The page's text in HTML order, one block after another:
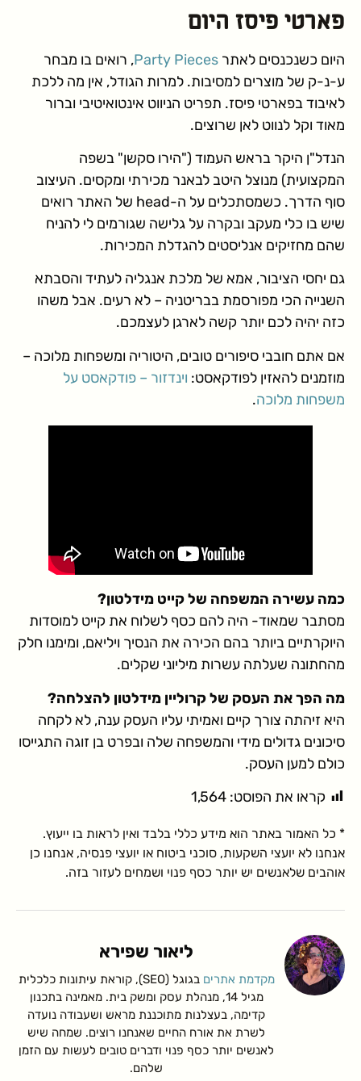
פארטי פיסז היום
היום כשנכנסים לאתר Party Pieces, רואים בו מבחר
ע-נ-ק של מוצרים למסיבות. למרות הגודל, אין מה ללכת
לאיבוד בפארטי פיסז. תפריט הניווט אינטואיטיבי וברור
מאוד וקל לנווט לאן שרוצים.
הנדל"ן היקר בראש העמוד ("הירו סקשן" בשפה
המקצועית) מנוצל היטב לבאנר מכירתי ומקסים. העיצוב
סוף הדרך. כשמסתכלים על ה-head של האתר רואים
שיש בו כלי מעקב ובקרה על גלישה שגורמים לי להניח
שהם מחזיקים אנליסטים להגדלת המכירות.
גם יחסי הציבור, אמא של מלכת אנגליה לעתיד והסבתא
השנייה הכי מפורסמת בבריטניה – לא רעים. אבל משהו
כזה יהיה לכם יותר קשה לארגן לעצמכם.
אם אתם חובבי סיפורים טובים, היטוריה ומשפחות מלוכה –
מוזמנים להאזין לפודקאסט: וינדזור – פודקאסט על
משפחות מלוכה.
כמה עשירה המשפחה של קייט מידלטון?
מסתבר שמאוד- היה להם כסף לשלוח את קייט למוסדות
היוקרתיים ביותר בהם הכירה את הנסיך ויליאם, ומימנו חלק
מהחתונה שעלתה עשרות מיליוני שקלים.
מה הפך את העסק של קרוליין מידלטון להצלחה?
היא זיהתה צורך קיים ואמיתי עליו העסק ענה, לא לקחה
סיכונים גדולים מידי והמשפחה שלה ובפרט בן זוגה התגייסו
כולם למען העסק.
קראו את הפוסט: 1,564
* כל האמור באתר הוא מידע כללי בלבד ואין לראות בו ייעוץ.
אנחנו לא יועצי השקעות, סוכני ביטוח או יועצי פנסיה, אנחנו כן
אוהבים שלאנשים יש יותר כסף פנוי ושמחים לעזור בזה.
ליאור שפירא
מקדמת אתרים
בגוגל (SEO), קוראת עיתונות כלכלית
מגיל 14, מנהלת עסק ומשק בית. מאמינה בתכנון
קדימה, בעצלנות מתוכננת מראש ושעבודה נועדה
לשרת את אורח החיים שאנחנו רוצים. שמחה שיש
לאנשים יותר כסף פנוי ודברים טובים לעשות עם הזמן
שלהם.